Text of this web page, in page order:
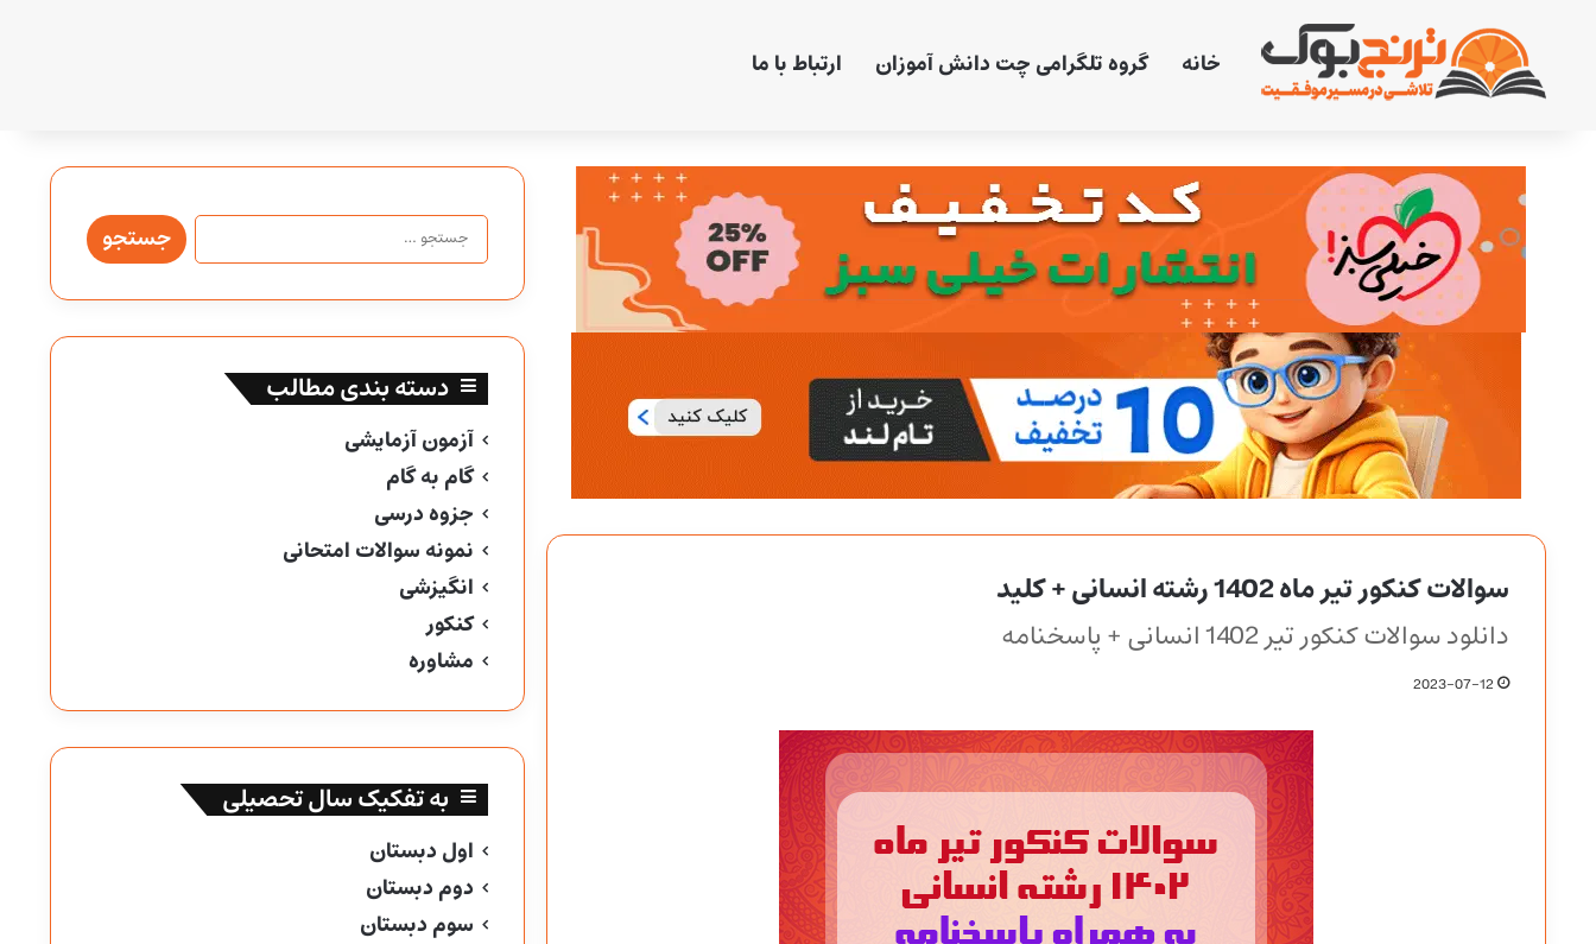
خانه گروه تلگرامی چت دانش آموزان ارتباط با ما
سوالات کنکور تیر ماه 1402 رشته انسانی + کلید
دانلود سوالات کنکور تیر 1402 انسانی + پاسخنامه
2023-07-12
جستجو
برای:
دسته بندی مطالب
آزمون آزمایشی
گام به گام
جزوه درسی
نمونه سوالات امتحانی
انگیزشی
کنکور
مشاوره
به تفکیک سال تحصیلی
اول دبستان
دوم دبستان
سوم دبستان